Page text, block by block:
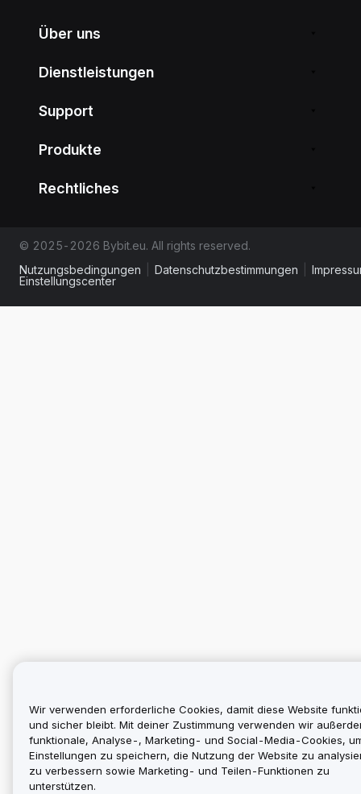
Über uns
Dienstleistungen
Support
Produkte
Rechtliches
© 2025-2026 Bybit.eu. All rights reserved.
Nutzungsbedingungen
Datenschutzbestimmungen
Einstellungscenter
Wir verwenden erforderliche Cookies, damit diese Website
und sicher bleibt. Mit deiner Zustimmung verwenden wir
funktionale, Analyse-, Marketing- und Social-Media-Cookies,
Einstellungen zu speichern, die Nutzung der Website zu
zu verbessern sowie Marketing- und Teilen-Funktionen zu
unterstützen.